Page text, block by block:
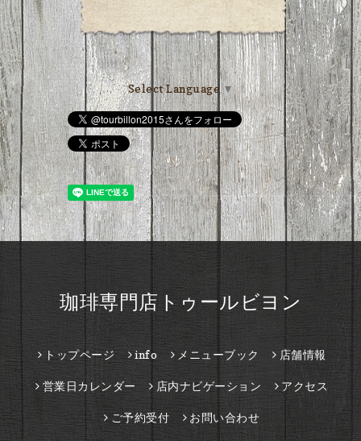
Select Language▼
珈琲専門店トゥールビヨン
トップページ info メニューブック 店舗情報
営業日カレンダー 店内ナビゲーション アクセス
ご予約受付 お問い合わせ